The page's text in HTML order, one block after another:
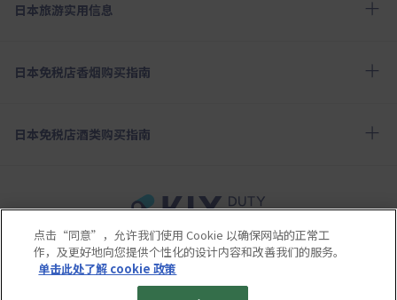
日本旅游实用信息
日本免税店香烟购买指南
日本免税店酒类购买指南
使用条款 隐私保护条款
Cookie政策
关于社交媒体使用规章
点击“同意”，允许我们使用 Cookie 以确保网站的正常工
作，及更好地向您提供个性化的设计内容和改善我们的服务。
单击此处了解 cookie 政策